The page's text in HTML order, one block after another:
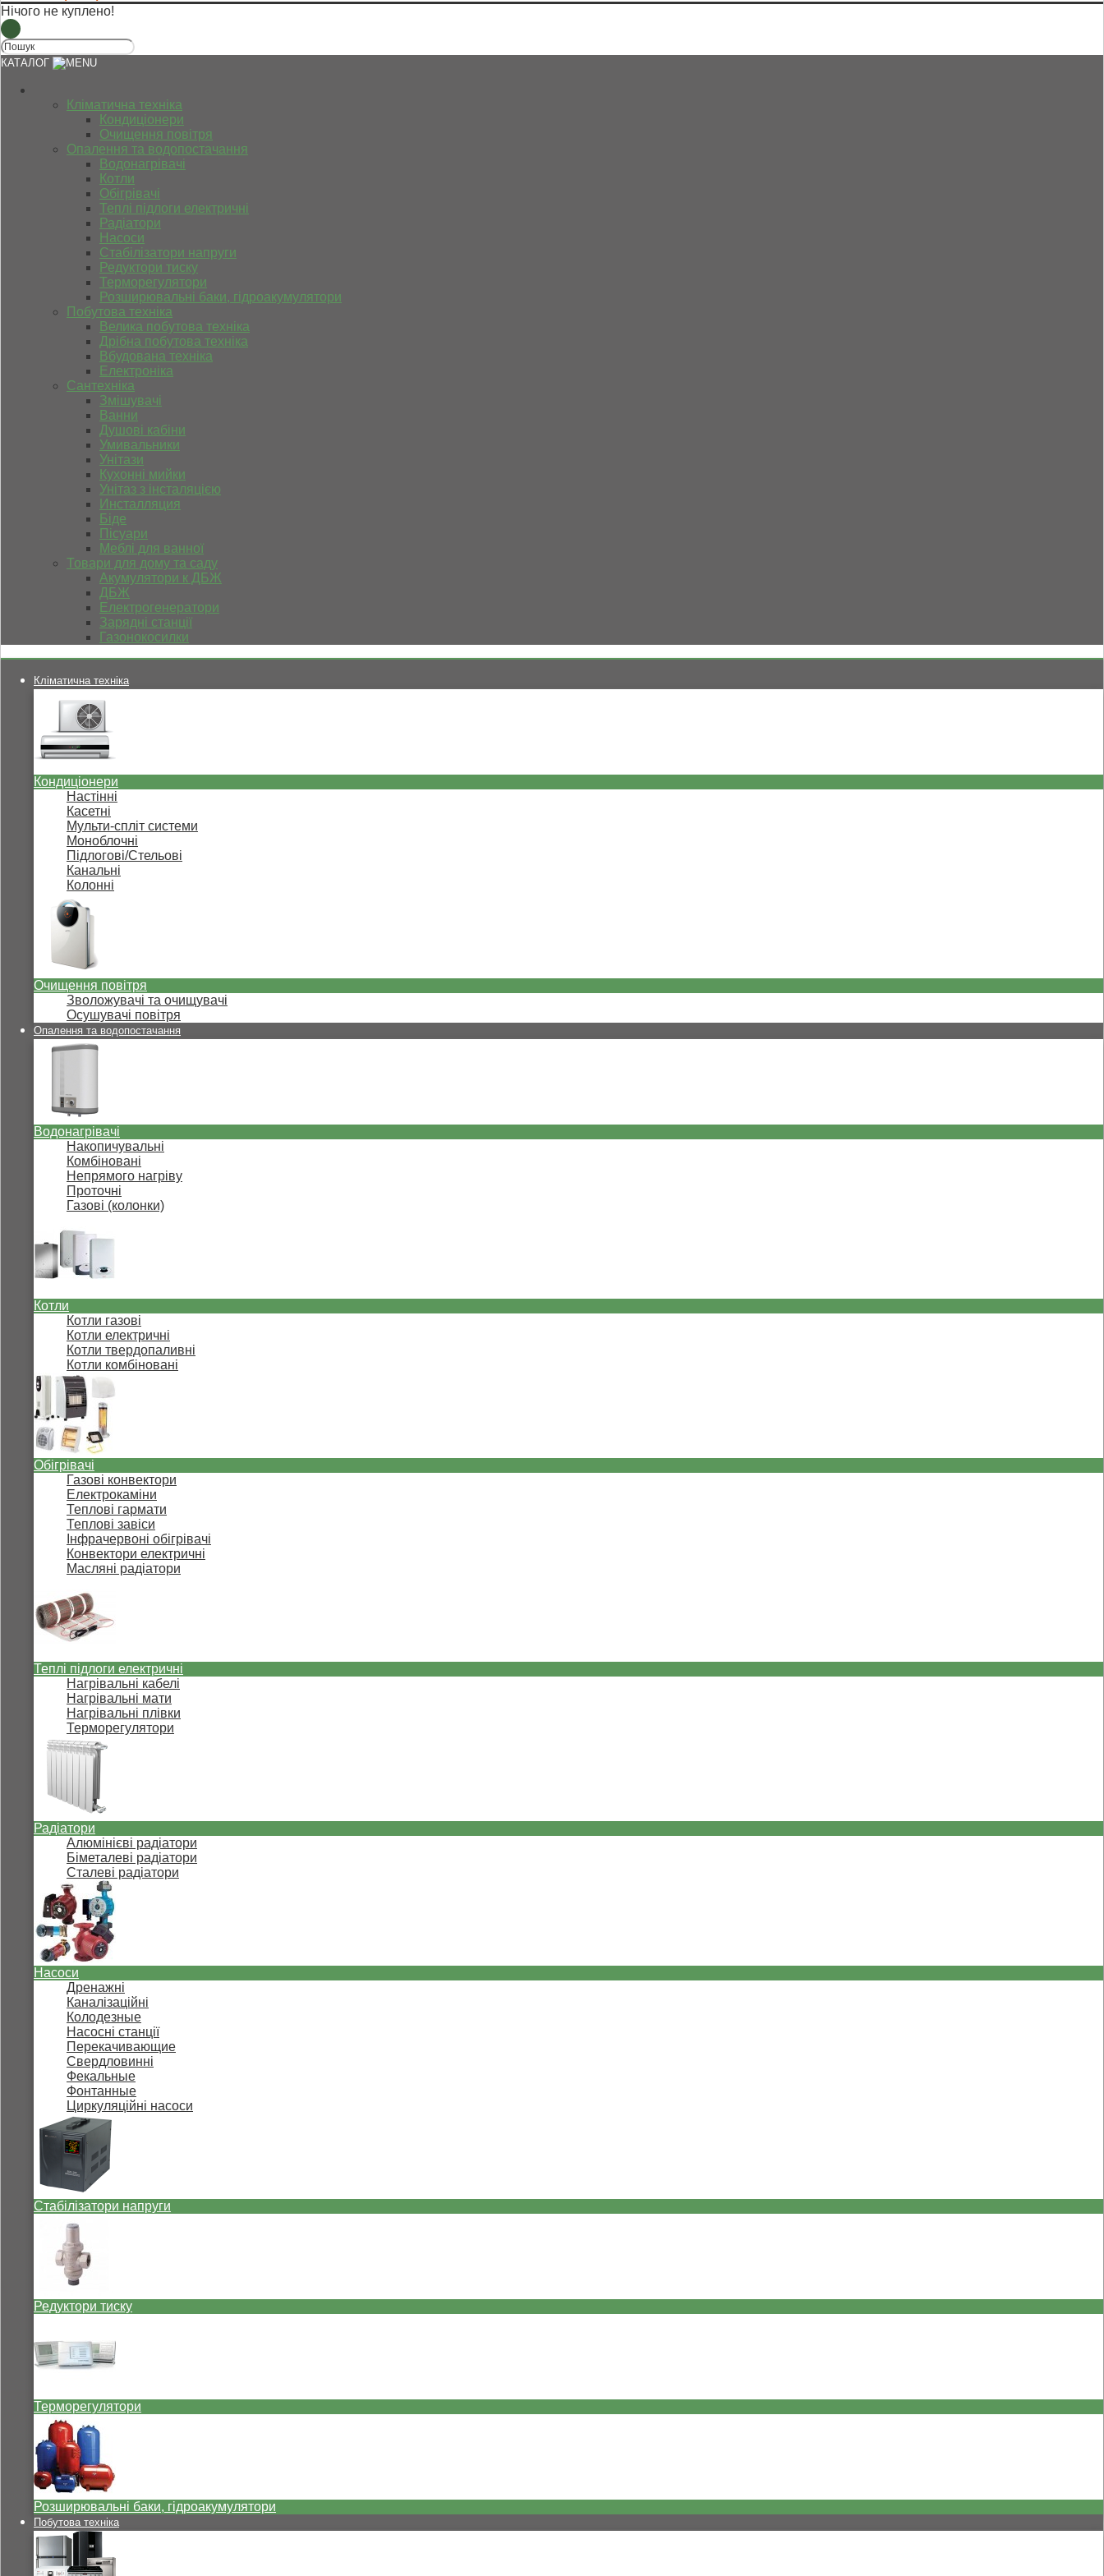
Нічого не куплено!
КАТАЛОГ
Кліматична техніка
Кондиціонери
Очищення повітря
Опалення та водопостачання
Водонагрівачі
Котли
Обігрівачі
Теплі підлоги електричні
Радіатори
Насоси
Стабілізатори напруги
Редуктори тиску
Терморегулятори
Розширювальні баки, гідроакумулятори
Побутова техніка
Велика побутова техніка
Дрібна побутова техніка
Вбудована техніка
Електроніка
Сантехніка
Змішувачі
Ванни
Душові кабіни
Умивальники
Унітази
Кухонні мийки
Унітаз з інсталяцією
Инсталляция
Біде
Пісуари
Меблі для ванної
Товари для дому та саду
Акумулятори к ДБЖ
ДБЖ
Електрогенератори
Зарядні станції
Газонокосилки
Кліматична техніка
Кондиціонери
Настінні
Касетні
Мульти-спліт системи
Моноблочні
Підлогові/Стельові
Канальні
Колонні
Очищення повітря
Зволожувачі та очищувачі
Осушувачі повітря
Опалення та водопостачання
Водонагрівачі
Накопичувальні
Комбіновані
Непрямого нагріву
Проточні
Газові (колонки)
Котли
Котли газові
Котли електричні
Котли твердопаливні
Котли комбіновані
Обігрівачі
Газові конвектори
Електрокаміни
Теплові гармати
Теплові завіси
Інфрачервоні обігрівачі
Конвектори електричні
Масляні радіатори
Теплі підлоги електричні
Нагрівальні кабелі
Нагрівальні мати
Нагрівальні плівки
Терморегулятори
Радіатори
Алюмінієві радіатори
Біметалеві радіатори
Сталеві радіатори
Насоси
Дренажні
Каналізаційні
Колодезные
Насосні станції
Перекачивающие
Свердловинні
Фекальные
Фонтанные
Циркуляційні насоси
Стабілізатори напруги
Редуктори тиску
Терморегулятори
Розширювальні баки, гідроакумулятори
Побутова техніка